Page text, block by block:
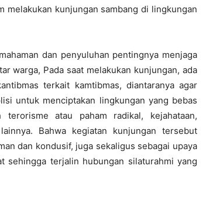
melakukan kunjungan sambang di lingkungan
dan penyuluhan pentingnya menjaga
warga, Pada saat melakukan kunjungan, ada
terkait kamtibmas, diantaranya agar
untuk menciptakan lingkungan yang bebas
atau paham radikal, kejahataan,
Bahwa kegiatan kunjungan tersebut
dan kondusif, juga sekaligus sebagai upaya
sehingga terjalin hubungan silaturahmi yang